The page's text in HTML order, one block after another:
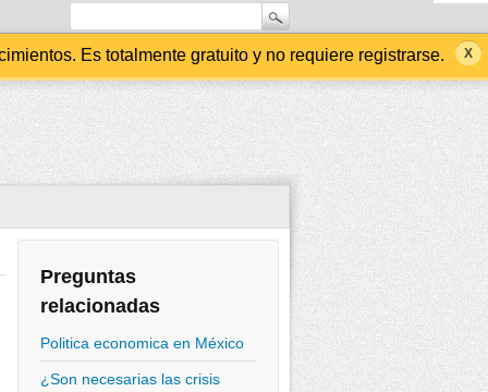
Es totalmente gratuito y no requiere registrarse.
Preguntas
relacionadas
Politica economica en México
¿Son necesarias las crisis